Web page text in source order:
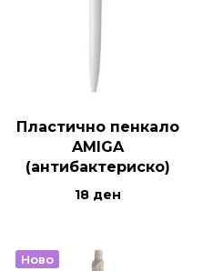
Пластично пенкало
AMIGA
(антибактериско)
18 ден
Ново